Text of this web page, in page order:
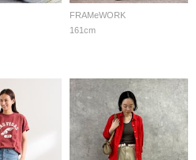
FRAMeWORK
161cm